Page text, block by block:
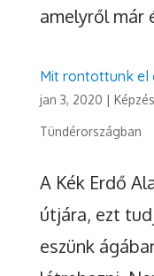
amelyről már
Mit rontottunk el
jan 3, 2020 | Képzés
Tündérországban
A Kék Erdő
útjára, ezt
eszünk